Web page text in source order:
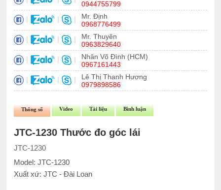
0944755799
| | |
Mr. Định
0968776499
| | |
Mr. Thuyên
0963829640
| | |
Nhân Võ Đình (HCM)
0967161443
| | |
Lê Thị Thanh Hương
0979898586
Thông số Video Tài liệu Bình luận
JTC-1230 Thước đo góc lái
JTC-1230
Model: JTC-1230
Xuất xứ: JTC - Đài Loan